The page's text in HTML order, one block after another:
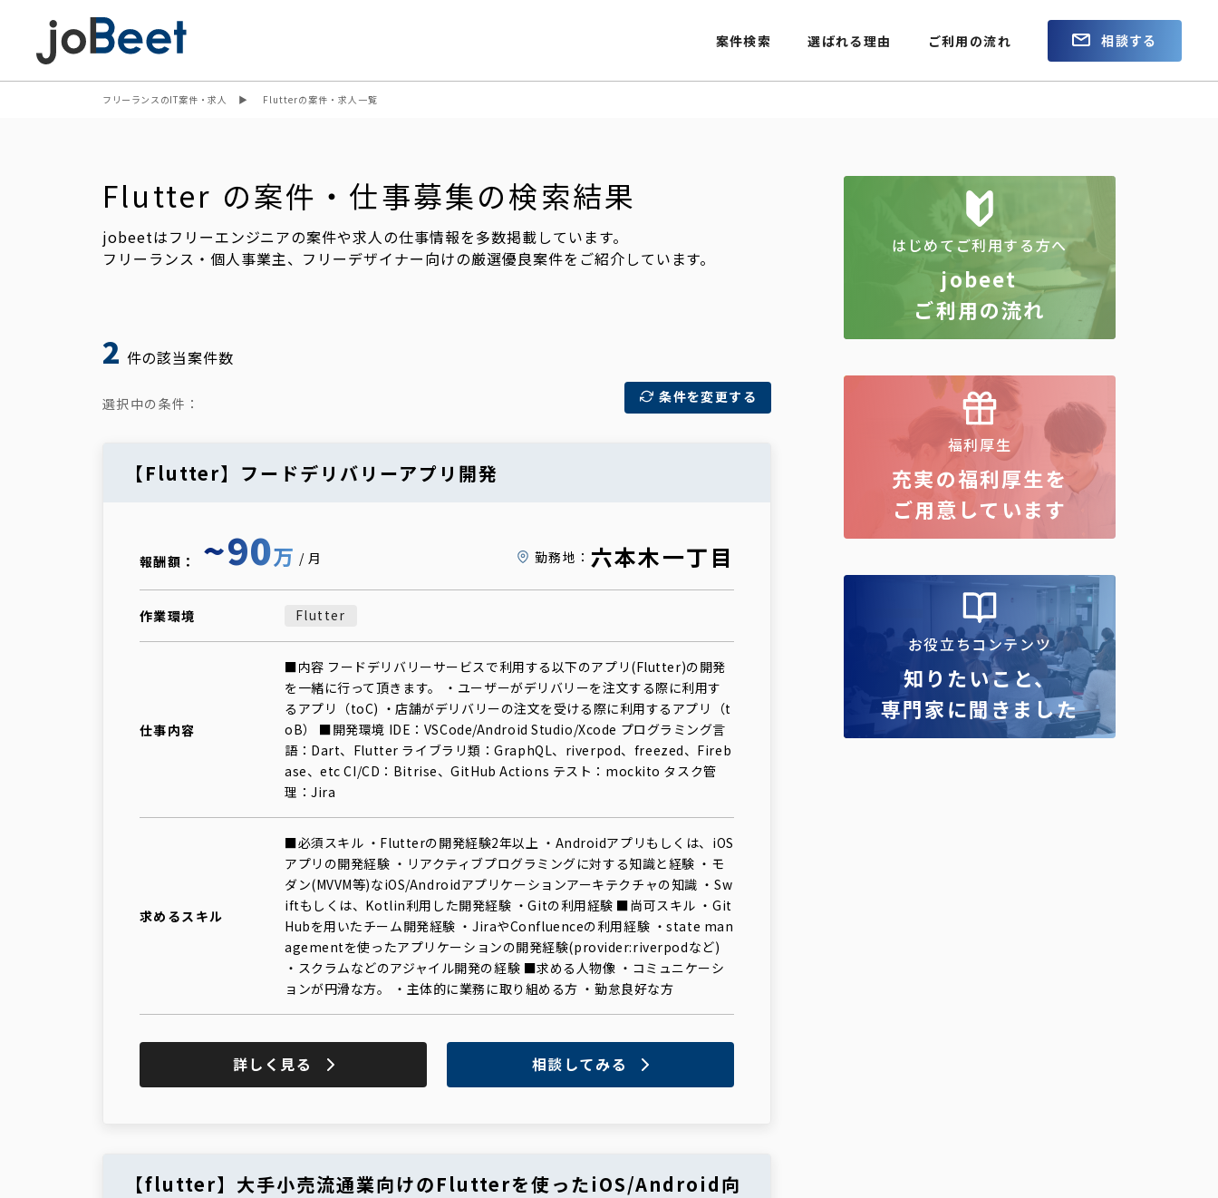
案件検索 選ばれる理由 ご利用の流れ 相談する
フリーランスのIT案件・求人 Flutterの案件・求人一覧
Flutter の案件・仕事募集の検索結果
jobeetはフリーエンジニアの案件や求人の仕事情報を多数掲載しています。
フリーランス・個人事業主、フリーデザイナー向けの厳選優良案件をご紹介しています。
2 件の該当案件数
選択中の条件： 条件を変更する
【Flutter】フードデリバリーアプリ開発
報酬額： ~90万 /月 勤務地： 六本木一丁目
作業環境 Flutter
仕事内容
■内容 フードデリバリーサービスで利用する以下のアプリ(Flutter)の開発
を一緒に行って頂きます。 ・ユーザーがデリバリーを注文する際に利用す
るアプリ（toC) ・店舗がデリバリーの注文を受ける際に利用するアプリ（t
oB） ■開発環境 IDE：VSCode/Android Studio/Xcode プログラミング言
語：Dart、Flutter ライブラリ類：GraphQL、riverpod、freezed、Fireb
ase、etc CI/CD：Bitrise、GitHub Actions テスト：mockito タスク管
理：Jira
求めるスキル
■必須スキル ・Flutterの開発経験2年以上 ・Androidアプリもしくは、iOS
アプリの開発経験 ・リアクティブプログラミングに対する知識と経験 ・モ
ダン(MVVM等)なiOS/Androidアプリケーションアーキテクチャの知識 ・Sw
iftもしくは、Kotlin利用した開発経験 ・Gitの利用経験 ■尚可スキル ・Git
Hubを用いたチーム開発経験 ・JiraやConfluenceの利用経験 ・state man
agementを使ったアプリケーションの開発経験(provider:riverpodなど)
・スクラムなどのアジャイル開発の経験 ■求める人物像 ・コミュニケーシ
ョンが円滑な方。 ・主体的に業務に取り組める方 ・勤怠良好な方
詳しく見る 相談してみる
【flutter】大手小売流通業向けのFlutterを使ったiOS/Android向
はじめてご利用する方へ
jobeet
ご利用の流れ
福利厚生
充実の福利厚生を
ご用意しています
お役立ちコンテンツ
知りたいこと、
専門家に聞きました